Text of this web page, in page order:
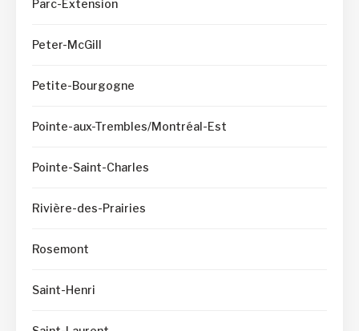
Parc-Extension
Peter-McGill
Petite-Bourgogne
Pointe-aux-Trembles/Montréal-Est
Pointe-Saint-Charles
Rivière-des-Prairies
Rosemont
Saint-Henri